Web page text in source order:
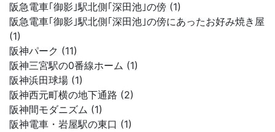
阪急電車｢御影｣駅北側｢深田池｣の傍 (1)
阪急電車｢御影｣駅北側｢深田池｣の傍にあったお好み焼き屋
(1)
阪神パーク (11)
阪神三宮駅の0番線ホーム (1)
阪神浜田球場 (1)
阪神西元町横の地下通路 (2)
阪神間モダニズム (1)
阪神電車・岩屋駅の東口 (1)